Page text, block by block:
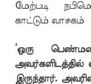
மேற்படி
காட்டும் வாசகம்
ஒரு
இருந்தார்.